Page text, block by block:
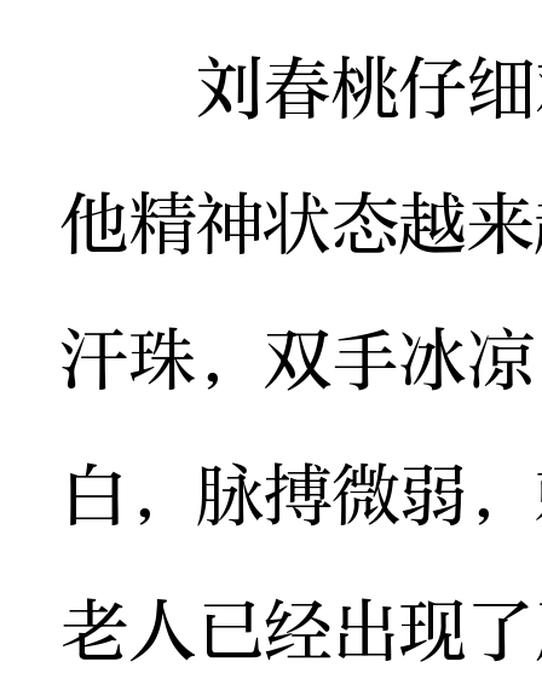
刘春桃仔细
他精神状态越
汗珠，双手冰
白，脉搏微弱
老人已经出现